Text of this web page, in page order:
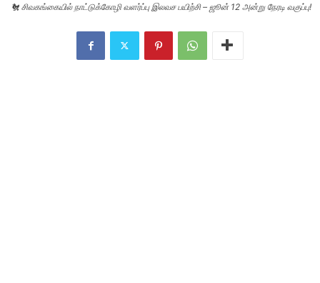
🐔 சிவகங்கையில் நாட்டுக்கோழி வளர்ப்பு இலவச பயிற்சி – ஜூன் 12 அன்று நேரடி வகுப்பு!